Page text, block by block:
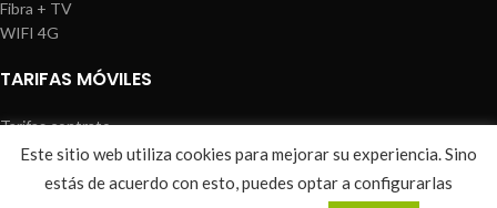
Fibra + TV
WIFI 4G
TARIFAS MÓVILES
Tarifas contrato
Tarifas prepago
WIREDOSAFE Aviso Legal Política de Cookies |Sitemap
Este sitio web utiliza cookies para mejorar su experiencia. Sino
estás de acuerdo con esto, puedes optar a configurarlas